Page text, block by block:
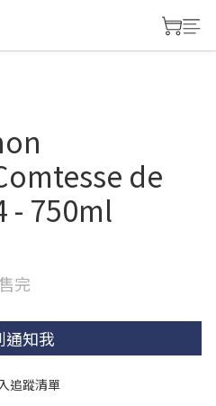
de
- 750ml
售完
通知我
追蹤清單